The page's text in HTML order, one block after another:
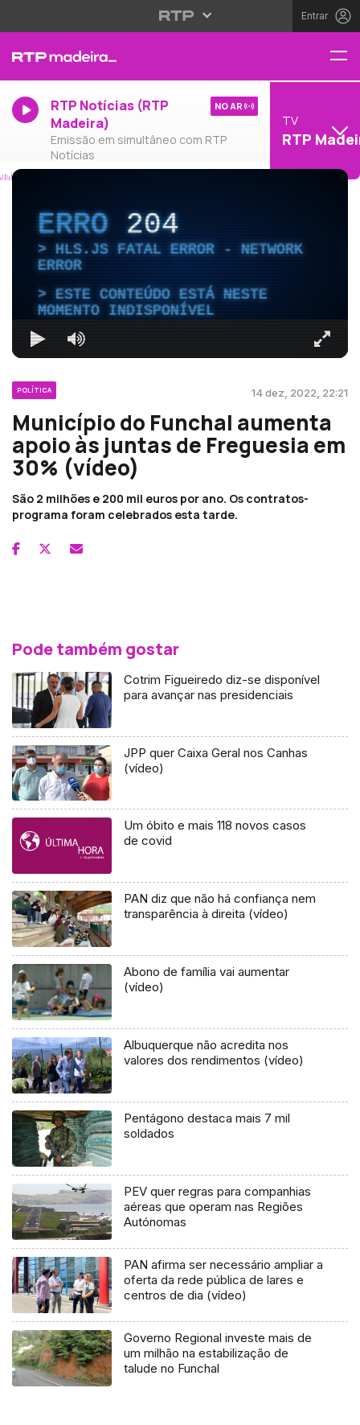
Entrar
RTP Notícias (RTP
Madeira)
Emissão em simultâneo com RTP
Notícias
NO AR
TV
RTP
ERRO204
HLS.JS FATAL ERROR - NETWORK
ERROR
ESTE CONTEÚDO ESTÁ NESTE
MOMENTO INDISPONÍVEL
POLÍTICA 14 dez, 2022, 22:21
Município do Funchal aumenta
apoio às juntas de Freguesia em
30% (vídeo)
São 2 milhões e 200 mil euros por ano. Os contratos-
programa foram celebrados esta tarde.
Pode também gostar
Cotrim Figueiredo diz-se disponível
para avançar nas presidenciais
JPP quer Caixa Geral nos Canhas
(vídeo)
Um óbito e mais 118 novos casos
de covid
PAN diz que não há confiança nem
transparência à direita (vídeo)
Abono de família vai aumentar
(vídeo)
Albuquerque não acredita nos
valores dos rendimentos (vídeo)
Pentágono destaca mais 7 mil
soldados
PEV quer regras para companhias
aéreas que operam nas Regiões
Autónomas
PAN afirma ser necessário ampliar a
oferta da rede pública de lares e
centros de dia (vídeo)
Governo Regional investe mais de
um milhão na estabilização de
talude no Funchal